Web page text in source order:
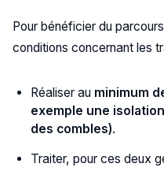
Pour bénéficier du
conditions concernant les
Réaliser au minimum
exemple une
des combles).
Traiter, pour ces deux